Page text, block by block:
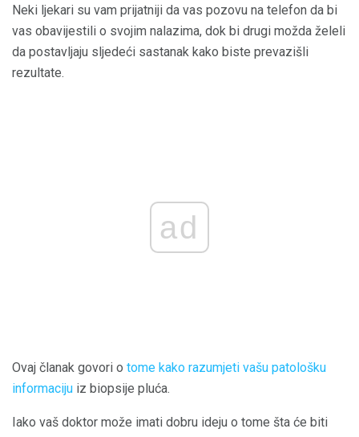
Neki ljekari su vam prijatniji da vas pozovu na telefon da bi
vas obavijestili o svojim nalazima, dok bi drugi možda želeli
da postavljaju sljedeći sastanak kako biste prevazišli
rezultate.
ad
Ovaj članak govori o tome kako razumjeti vašu patološku
informaciju iz biopsije pluća.
Iako vaš doktor može imati dobru ideju o tome šta će biti